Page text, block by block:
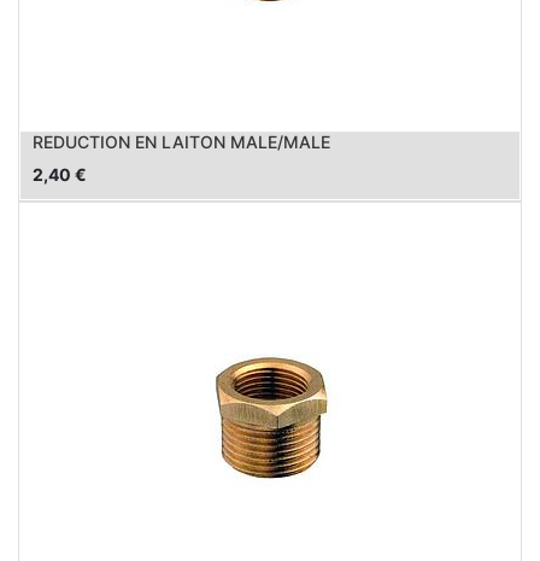
REDUCTION EN LAITON MALE/MALE
2,40 €